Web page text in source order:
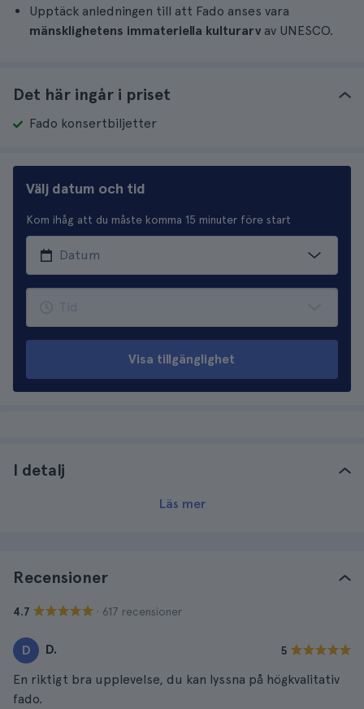
Upptäck anledningen till att Fado anses vara
mänsklighetens immateriella kulturarv av UNESCO.
Det här ingår i priset
Fado konsertbiljetter
Välj datum och tid
Kom ihåg att du måste komma 15 minuter före start
Visa tillgänglighet
I detalj
Läs mer
Recensioner
4.7 · 617 recensioner
D D. 5
En riktigt bra upplevelse, du kan lyssna på högkvalitativ
fado.